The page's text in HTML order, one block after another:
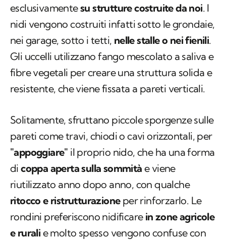
esclusivamentesu strutture costruite da noi. I
nidi vengono costruiti infatti sotto le grondaie,
nei garage, sotto i tetti, nelle stalle o nei fienili.
Gli uccelli utilizzano fango mescolato a saliva e
fibre vegetali per creare una struttura solida e
resistente, che viene fissata a pareti verticali.
Solitamente, sfruttano piccole sporgenze sulle
pareti come travi, chiodi o cavi orizzontali, per
"appoggiare" il proprio nido, che ha una forma
dicoppa aperta sulla sommità e viene
riutilizzato anno dopo anno, con qualche
ritocco e ristrutturazioneper rinforzarlo. Le
rondini preferiscono nidificare in zone agricole
e rurali e molto spesso vengono confuse con